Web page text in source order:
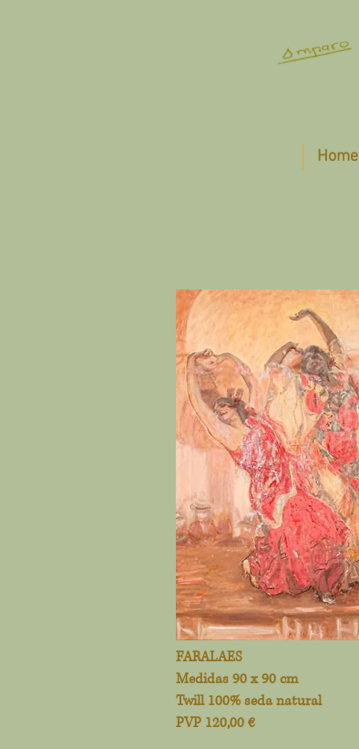
Home
FARALAES
Medidas 90 x 90 cm
Twill 100% seda natural
PVP 120,00 €